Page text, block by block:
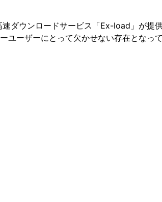
速ダウンロードサービス「Ex-load」が提
ーザーにとって欠かせない存在となって